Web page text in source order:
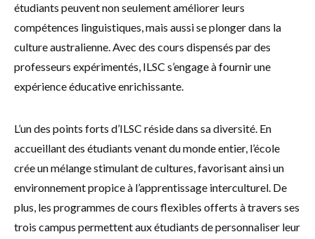
étudiants peuvent non seulement améliorer leurs
compétences linguistiques, mais aussi se plonger dans la
culture australienne. Avec des cours dispensés par des
professeurs expérimentés, ILSC s’engage à fournir une
expérience éducative enrichissante.
L’un des points forts d’ILSC réside dans sa diversité. En
accueillant des étudiants venant du monde entier, l’école
crée un mélange stimulant de cultures, favorisant ainsi un
environnement propice à l’apprentissage interculturel. De
plus, les programmes de cours flexibles offerts à travers ses
trois campus permettent aux étudiants de personnaliser leur